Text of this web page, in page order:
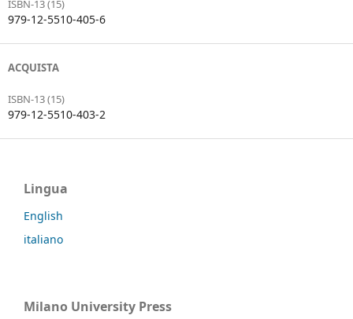
ISBN-13 (15)
979-12-5510-405-6
ACQUISTA
ISBN-13 (15)
979-12-5510-403-2
Lingua
English
italiano
Milano University Press